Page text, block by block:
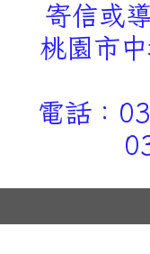
寄信或
桃園市
電話：